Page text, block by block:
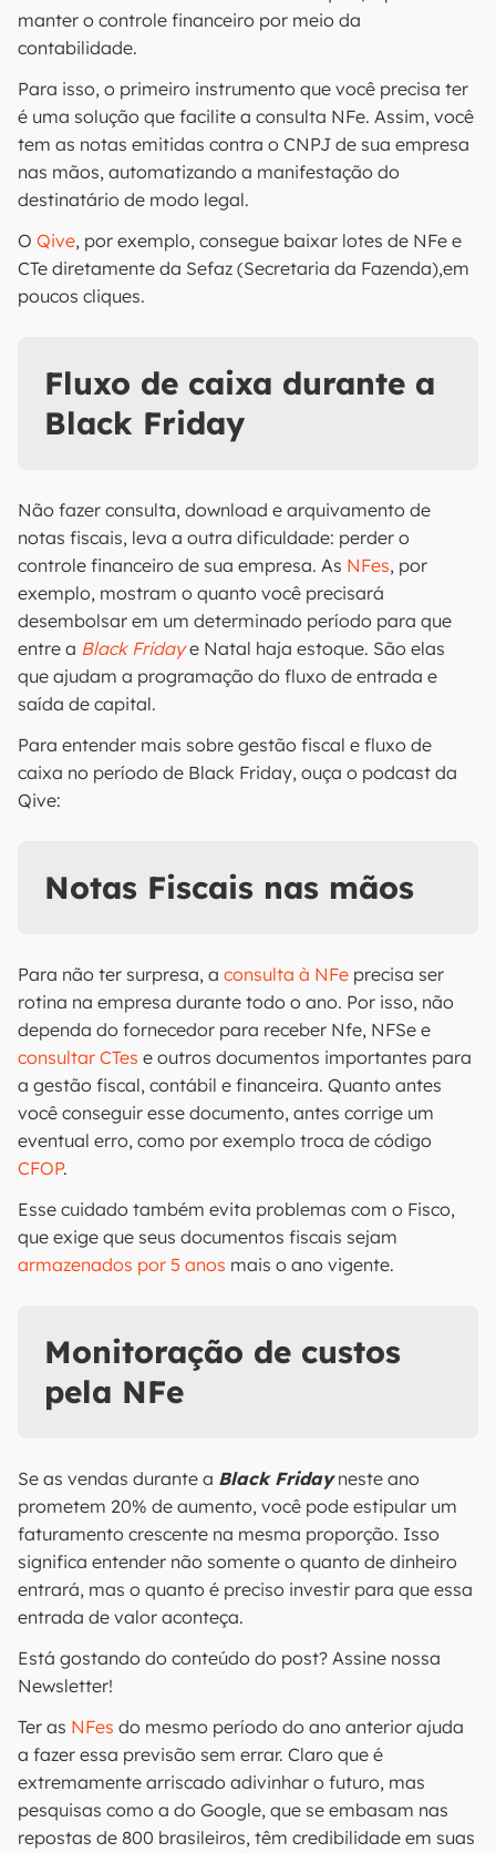
manter o controle financeiro por meio da
contabilidade.
Para isso, o primeiro instrumento que você precisa ter
é uma solução que facilite a consulta NFe. Assim, você
tem as notas emitidas contra o CNPJ de sua empresa
nas mãos, automatizando a manifestação do
destinatário de modo legal.
O Qive, por exemplo, consegue baixar lotes de NFe e
CTe diretamente da Sefaz (Secretaria da Fazenda),em
poucos cliques.
Fluxo de caixa durante a
Black Friday
Não fazer consulta, download e arquivamento de
notas fiscais, leva a outra dificuldade: perder o
controle financeiro de sua empresa. As NFes, por
exemplo, mostram o quanto você precisará
desembolsar em um determinado período para que
entre a Black Fridaye Natal haja estoque. São elas
que ajudam a programação do fluxo de entrada e
saída de capital.
Para entender mais sobre gestão fiscal e fluxo de
caixa no período de Black Friday, ouça o podcast da
Qive:
Notas Fiscais nas mãos
Para não ter surpresa, a consulta à NFe precisa ser
rotina na empresa durante todo o ano. Por isso, não
dependa do fornecedor para receber Nfe, NFSe e
consultar CTes e outros documentos importantes para
a gestão fiscal, contábil e financeira. Quanto antes
você conseguir esse documento, antes corrige um
eventual erro, como por exemplo troca de código
CFOP.
Esse cuidado também evita problemas com o Fisco,
que exige que seus documentos fiscais sejam
armazenados por 5 anos mais o ano vigente.
Monitoração de custos
pela NFe
Se as vendas durante a Black Fridayneste ano
prometem 20% de aumento, você pode estipular um
faturamento crescente na mesma proporção. Isso
significa entender não somente o quanto de dinheiro
entrará, mas o quanto é preciso investir para que essa
entrada de valor aconteça.
Está gostando do conteúdo do post? Assine nossa
Newsletter!
Ter as NFes do mesmo período do ano anterior ajuda
a fazer essa previsão sem errar. Claro que é
extremamente arriscado adivinhar o futuro, mas
pesquisas como a do Google, que se embasam nas
repostas de 800 brasileiros, têm credibilidade em suas